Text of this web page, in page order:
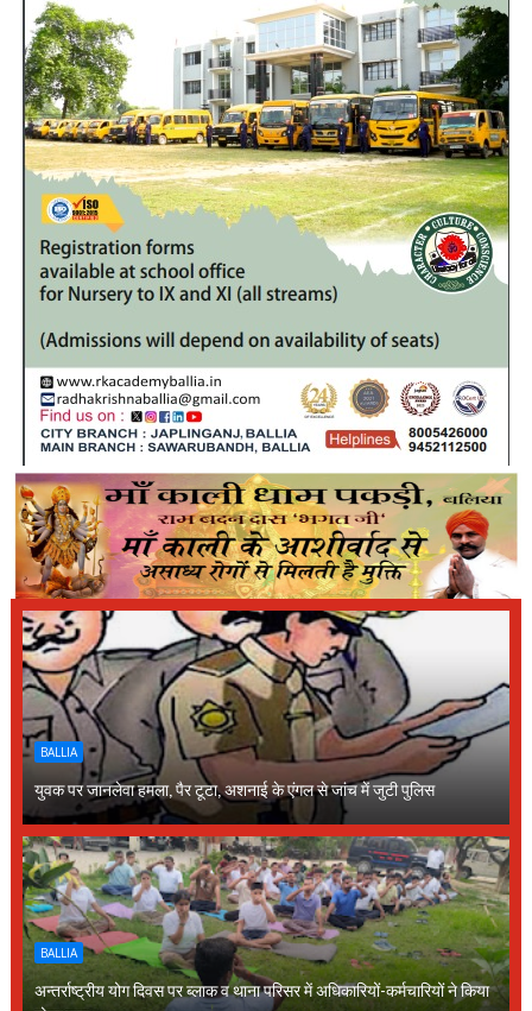
BALLIA
युवक पर जानलेवा हमला, पैर टूटा, अशनाई के एंगल से जांच में जुटी पुलिस
BALLIA
अन्तर्राष्ट्रीय योग दिवस पर ब्लाक व थाना परिसर में अधिकारियों-कर्मचारियों ने किया